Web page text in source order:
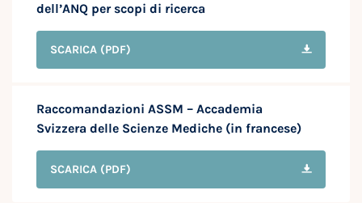
dell’ANQ per scopi di ricerca
SCARICA (PDF)
Raccomandazioni ASSM – Accademia
Svizzera delle Scienze Mediche (in francese)
SCARICA (PDF)